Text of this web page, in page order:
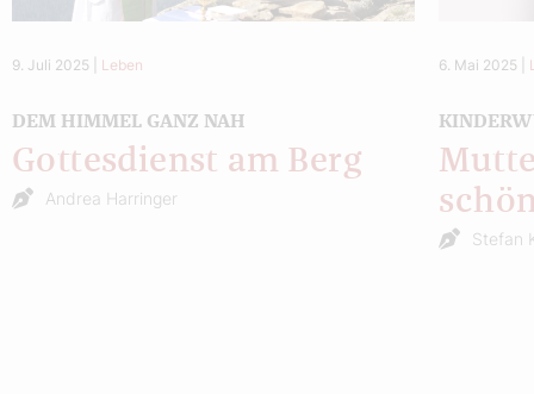
9. Juli 2025 Leben
DEM HIMMEL GANZ NAH
Gottesdienst am Berg
Andrea Harringer
6. Mai 2025
Stefan